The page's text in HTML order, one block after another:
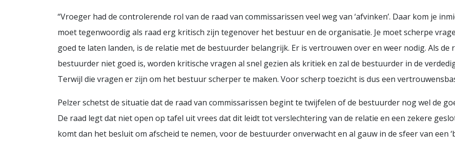
“Vroeger had de controlerende rol van de raad van commissarissen veel weg van ‘afvinken’. Daar kom je
moet tegenwoordig als raad erg kritisch zijn tegenover het bestuur en de organisatie. Je moet scherpe
goed te laten landen, is de relatie met de bestuurder belangrijk. Er is vertrouwen over en weer nodig. Als
bestuurder niet goed is, worden kritische vragen al snel gezien als kritiek en zal de bestuurder in de
Terwijl die vragen er zijn om het bestuur scherper te maken. Voor scherp toezicht is dus een
Pelzer schetst de situatie dat de raad van commissarissen begint te twijfelen of de bestuurder nog wel de
De raad legt dat niet open op tafel uit vrees dat dit leidt tot verslechtering van de relatie en een zekere
komt dan het besluit om afscheid te nemen, voor de bestuurder onverwacht en al gauw in de sfeer van een